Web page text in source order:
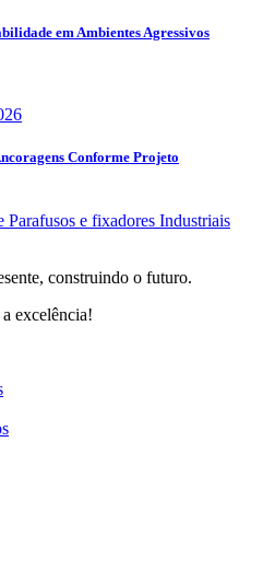
em Ambientes Agressivos
Conforme Projeto
construindo o futuro.
excelência!